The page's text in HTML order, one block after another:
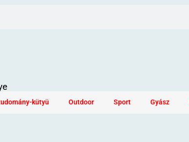
kütyü Outdoor Sport Gyász